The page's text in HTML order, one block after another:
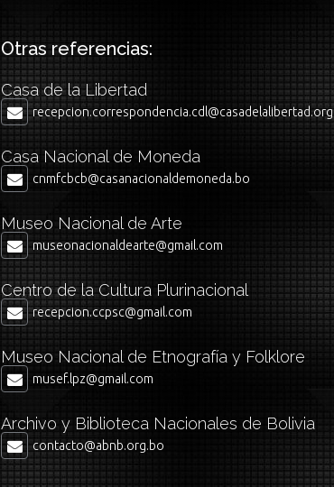
Otras referencias:
Casa de la Libertad
Casa Nacional de Moneda
cnmfcbcb@casanacionaldemoneda.bo
Museo Nacional de Arte
museonacionaldearte@gmail.com
Centro de la Cultura Plurinacional
recepcion.ccpsc@gmail.com
Museo Nacional de Etnografía y Folklore
musef.lpz@gmail.com
Archivo y Biblioteca Nacionales de Bolivia
contacto@abnb.org.bo